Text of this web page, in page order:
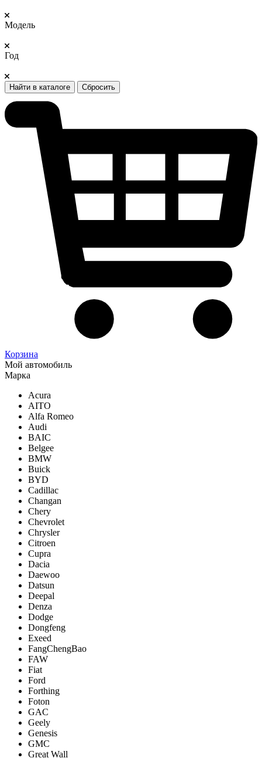
Модель
Год
Найти в каталоге Сбросить
Корзина
Мой автомобиль
Марка
Acura
AITO
Alfa Romeo
Audi
BAIC
Belgee
BMW
Buick
BYD
Cadillac
Changan
Chery
Chevrolet
Chrysler
Citroen
Cupra
Dacia
Daewoo
Datsun
Deepal
Denza
Dodge
Dongfeng
Exeed
FangChengBao
FAW
Fiat
Ford
Forthing
Foton
GAC
Geely
Genesis
GMC
Great Wall